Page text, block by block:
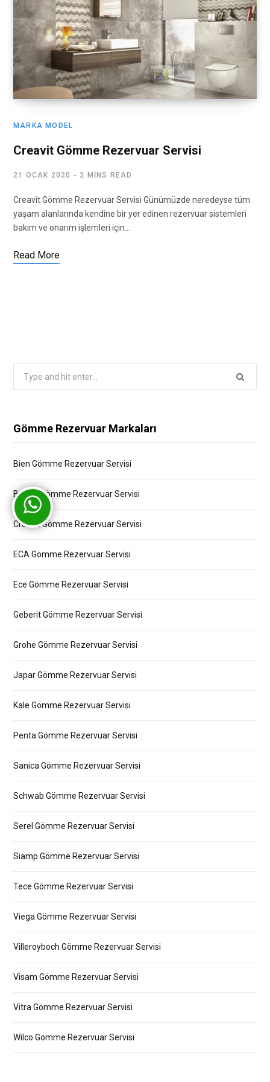
MARKA MODEL
Creavit Gömme Rezervuar Servisi
21 OCAK 2020 2 MINS READ
Creavit Gömme Rezervuar Servisi Günümüzde neredeyse tüm
yaşam alanlarında kendine bir yer edinen rezervuar sistemleri
bakım ve onarım işlemleri için…
Read More
Gömme Rezervuar Markaları
Bien Gömme Rezervuar Servisi
Bocchi Gömme Rezervuar Servisi
Creavit Gömme Rezervuar Servisi
ECA Gömme Rezervuar Servisi
Ece Gömme Rezervuar Servisi
Geberit Gömme Rezervuar Servisi
Grohe Gömme Rezervuar Servisi
Japar Gömme Rezervuar Servisi
Kale Gömme Rezervuar Servisi
Penta Gömme Rezervuar Servisi
Sanica Gömme Rezervuar Servisi
Schwab Gömme Rezervuar Servisi
Serel Gömme Rezervuar Servisi
Siamp Gömme Rezervuar Servisi
Tece Gömme Rezervuar Servisi
Viega Gömme Rezervuar Servisi
Villeroyboch Gömme Rezervuar Servisi
Visam Gömme Rezervuar Servisi
Vitra Gömme Rezervuar Servisi
Wilco Gömme Rezervuar Servisi